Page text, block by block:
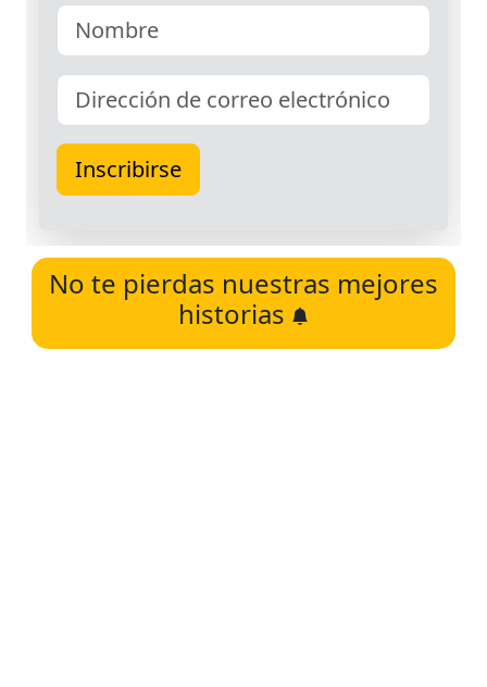
No te pierdas nuestras mejores
historias